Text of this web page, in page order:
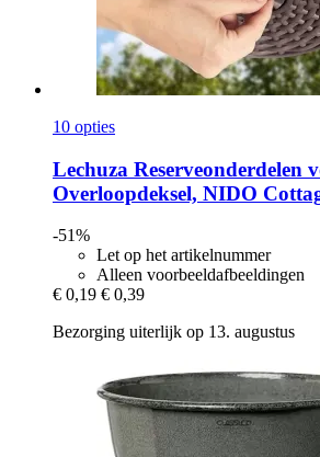
10 opties
Lechuza Reserveonderdelen
Overloopdeksel, NIDO
-51%
Let op het artikelnummer
Alleen voorbeeldafbeeldingen
€ 0,19 € 0,39
Bezorging uiterlijk op 13. augustus